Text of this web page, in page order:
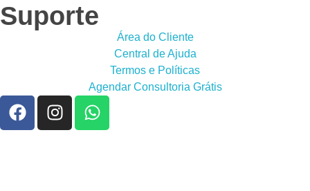
Suporte
Área do Cliente
Central de Ajuda
Termos e Políticas
Agendar Consultoria Grátis